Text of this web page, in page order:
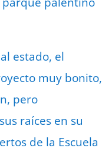
estado, el
muy bonito,
pero
raíces en su
de la Escuela